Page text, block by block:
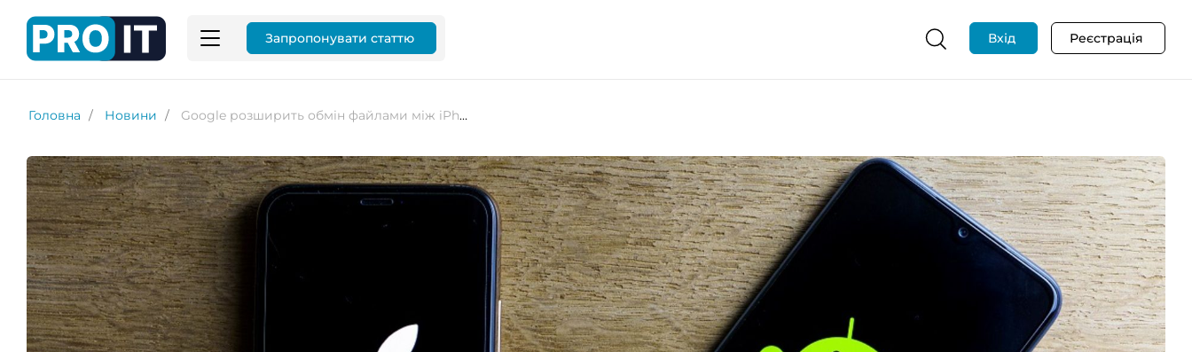
Запропонувати статтю Вхід Реєстрація
Головна Новини Google розширить обмін файлами між iPhone й Android-смартфонами